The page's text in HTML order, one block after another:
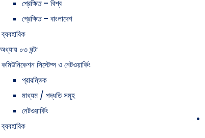
প্রেক্ষিত – বিশ্ব
প্রেক্ষিত – বাংলাদেশ
ব্যবহারিক
০৩ ঘন্টা
কমিউনিকেশন সিস্টেম্স ও নেটওয়ার্কিং
প্রারম্ভিক
মাধ্যম / পদ্ধতি সমূহ
নেটওয়ার্কিং
ব্যবহারিক